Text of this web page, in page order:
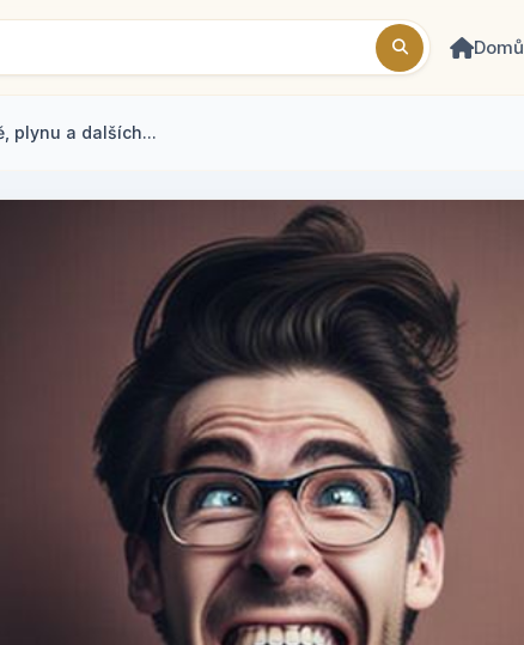
Domů
plynu a dalších...